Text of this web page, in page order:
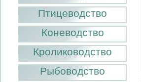
Птицеводство
Коневодство
Кролиководство
Рыбоводство